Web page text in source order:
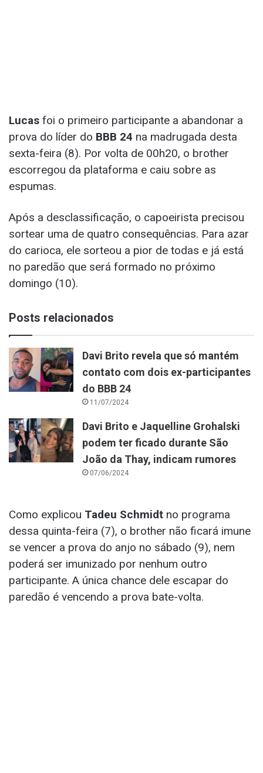
Lucas foi o primeiro participante a abandonar a
prova do líder do BBB 24 na madrugada desta
sexta-feira (8). Por volta de 00h20, o brother
escorregou da plataforma e caiu sobre as
espumas.
Após a desclassificação, o capoeirista precisou
sortear uma de quatro consequências. Para azar
do carioca, ele sorteou a pior de todas e já está
no paredão que será formado no próximo
domingo (10).
Posts relacionados
Davi Brito revela que só mantém
contato com dois ex-participantes
do BBB 24
11/07/2024
Davi Brito e Jaquelline Grohalski
podem ter ficado durante São
João da Thay, indicam rumores
07/06/2024
Como explicou Tadeu Schmidt no programa
dessa quinta-feira (7), o brother não ficará imune
se vencer a prova do anjo no sábado (9), nem
poderá ser imunizado por nenhum outro
participante. A única chance dele escapar do
paredão é vencendo a prova bate-volta.